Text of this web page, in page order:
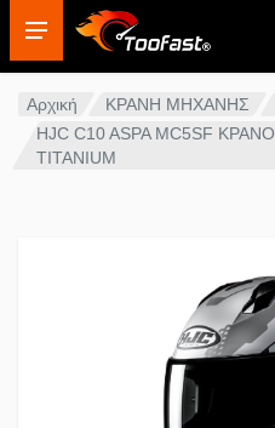
Αρχική ΚΡΑΝΗ ΜΗΧΑΝΗΣ
HJC C10 ASPA MC5SF
TITANIUM